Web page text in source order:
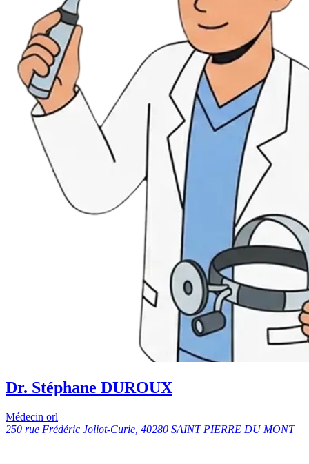
Dr. Stéphane DUROUX
Médecin orl
250 rue Frédéric Joliot-Curie, 40280 SAINT PIERRE DU MONT